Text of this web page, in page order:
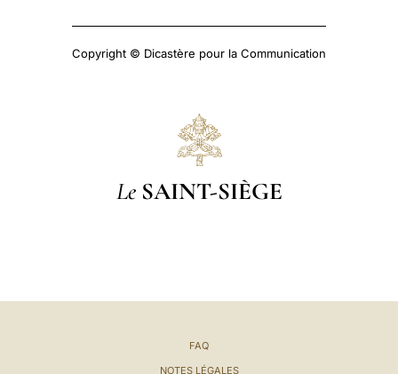
Copyright © Dicastère pour la Communication
Le SAINT-SIÈGE
FAQ
NOTES LÉGALES